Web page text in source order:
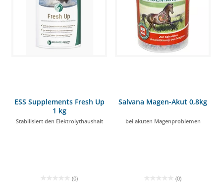
ESS Supplements Fresh Up
1 kg
Stabilisiert den Elektrolythaushalt
(0)
Salvana Magen-Akut 0,8kg
bei akuten Magenproblemen
(0)